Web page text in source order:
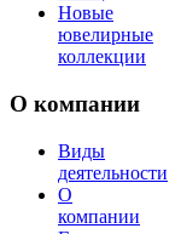
Новые
ювелирные
коллекции
О компании
Виды
деятельности
О
компании